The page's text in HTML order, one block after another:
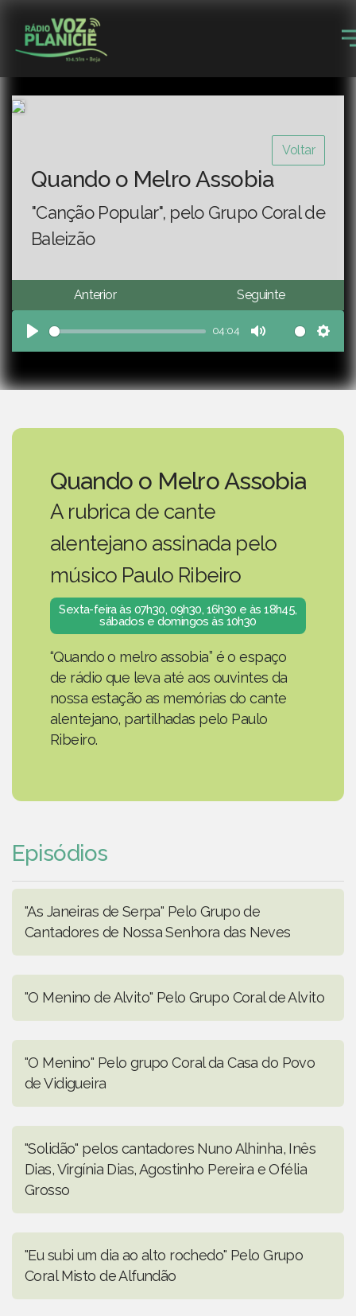
Voltar
Quando o Melro Assobia
"Canção Popular", pelo Grupo Coral de
Baleizão
Anterior Seguinte
Play
04:04
Mute
Quando o Melro Assobia
A rubrica de cante
alentejano assinada pelo
músico Paulo Ribeiro
Sexta-feira às 07h30, 09h30, 16h30 e às 18h45,
sábados e domingos às 10h30
“Quando o melro assobia” é o espaço
de rádio que leva até aos ouvintes da
nossa estação as memórias do cante
alentejano, partilhadas pelo Paulo
Ribeiro.
Episódios
"As Janeiras de Serpa" Pelo Grupo de
Cantadores de Nossa Senhora das Neves
"O Menino de Alvito" Pelo Grupo Coral de Alvito
"O Menino" Pelo grupo Coral da Casa do Povo
de Vidigueira
"Solidão" pelos cantadores Nuno Alhinha, Inês
Dias, Virgínia Dias, Agostinho Pereira e Ofélia
Grosso
"Eu subi um dia ao alto rochedo" Pelo Grupo
Coral Misto de Alfundão